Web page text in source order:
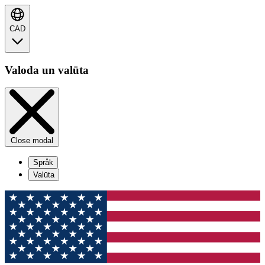
CAD
Valoda un valūta
Close modal
Språk
Valūta